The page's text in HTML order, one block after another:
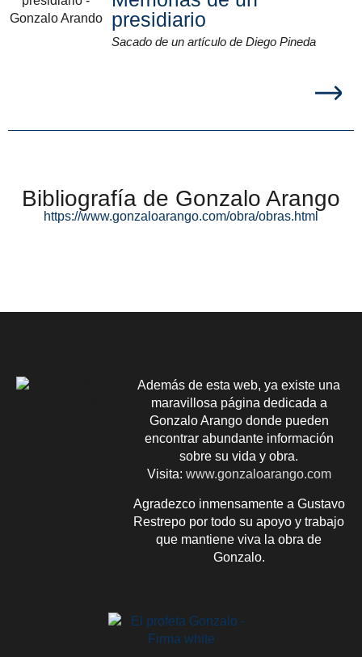
presidiario
Sacado de un artículo de Diego Pineda
Bibliografía de Gonzalo Arango
https://www.gonzaloarango.com/obra/obras.html
Además de esta web, ya existe una
maravillosa página dedicada a
Gonzalo Arango donde pueden
encontrar abundante información
sobre su vida y obra.
Visita: www.gonzaloarango.com
Agradezco inmensamente a Gustavo
Restrepo por todo su apoyo y trabajo
que mantiene viva la obra de
Gonzalo.